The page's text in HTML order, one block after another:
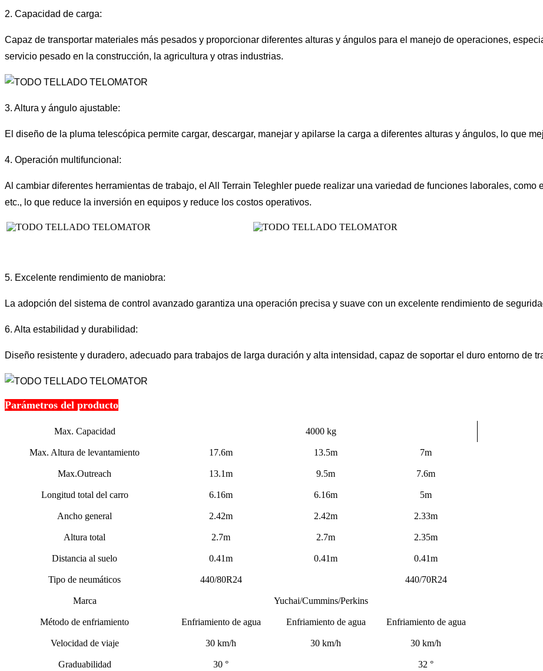
2. Capacidad de carga:
Capaz de transportar materiales más pesados ​​y proporcionar diferentes alturas y ángulos para el manejo de operaciones,
servicio pesado en la construcción, la agricultura y otras industrias.
3. Altura y ángulo ajustable:
El diseño de la pluma telescópica permite cargar, descargar, manejar y apilarse la carga a diferentes alturas y ángulos, lo que
4. Operación multifuncional:
Al cambiar diferentes herramientas de trabajo, el All Terrain Teleghler puede realizar una variedad de funciones laborales,
etc., lo que reduce la inversión en equipos y reduce los costos operativos.
5. Excelente rendimiento de maniobra:
La adopción del sistema de control avanzado garantiza una operación precisa y suave con un excelente rendimiento de
6. Alta estabilidad y durabilidad:
Diseño resistente y duradero, adecuado para trabajos de larga duración y alta intensidad, capaz de soportar el duro entorno de
Parámetros del producto
Max. Capacidad 4000 kg
Max. Altura de levantamiento 17.6m 13.5m 7m
Max.Outreach 13.1m 9.5m 7.6m
Longitud total del carro 6.16m 6.16m 5m
Ancho general 2.42m 2.42m 2.33m
Altura total 2.7m 2.7m 2.35m
Distancia al suelo 0.41m 0.41m 0.41m
Tipo de neumáticos 440/80R24 440/70R24
Marca Yuchai/Cummins/Perkins
Método de enfriamiento Enfriamiento de agua Enfriamiento de agua Enfriamiento de agua
Velocidad de viaje 30 km/h 30 km/h 30 km/h
Graduabilidad 30 ° 32 °